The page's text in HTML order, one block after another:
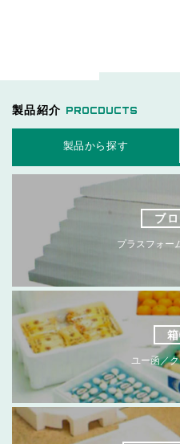
製品紹介 PROCDUCTS
製品から探す
ブ
プラスフォー
ユー函／